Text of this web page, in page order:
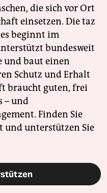
die sich vor Ort
einsetzen. Die taz
beginnt im
bundesweit
und baut einen
Schutz und Erhalt
braucht guten, frei
– und
Finden Sie
und unterstützen Sie